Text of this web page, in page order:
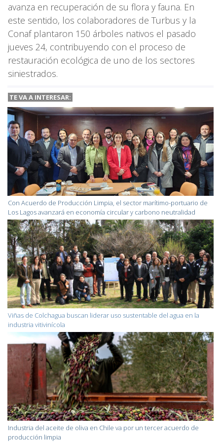
avanza en recuperación de su flora y fauna. En
este sentido, los colaboradores de Turbus y la
Conaf plantaron 150 árboles nativos el pasado
jueves 24, contribuyendo con el proceso de
restauración ecológica de uno de los sectores
siniestrados.
TE VA A INTERESAR:
Con Acuerdo de Producción Limpia, el sector marítimo-portuario de
Los Lagos avanzará en economía circular y carbono neutralidad
Viñas de Colchagua buscan liderar uso sustentable del agua en la
industria vitivinícola
Industria del aceite de oliva en Chile va por un tercer acuerdo de
producción limpia